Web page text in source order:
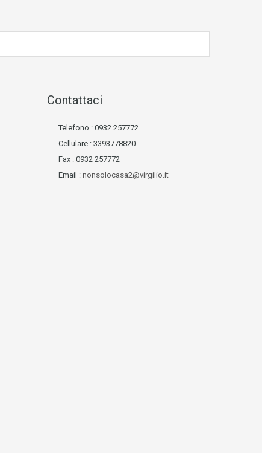
Contattaci
Telefono : 0932 257772
Cellulare : 3393778820
Fax : 0932 257772
Email : nonsolocasa2@virgilio.it